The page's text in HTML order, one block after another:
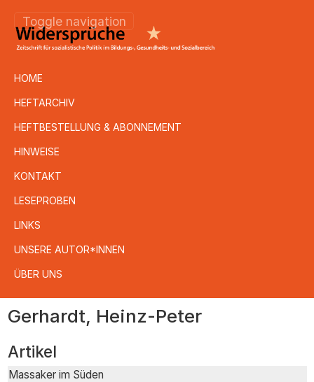
Toggle navigation
HOME
HEFTARCHIV
HEFTBESTELLUNG & ABONNEMENT
HINWEISE
KONTAKT
LESEPROBEN
LINKS
UNSERE AUTOR*INNEN
ÜBER UNS
zum
Gerhardt, Heinz-Peter
Artikel
Massaker im Süden